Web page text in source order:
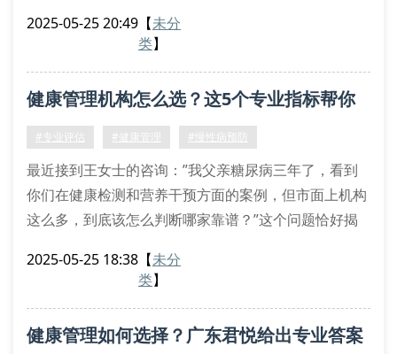
数据显示，78%存在代谢综合征风险，其中60%未采取
亚健康调理：职场人群普遍存在睡眠障碍
体检报告分析：83%用户看不懂专业指标
专业健康管理机构通过
2025-05-25 20:49 【未分
类】
健康管理机构怎么选？这5个专业指标帮你
避坑
#专业评估 #健康管理 #慢性病预防
最近接到王女士的咨询：”我父亲糖尿病三年了，看到
你们在健康检测和营养干预方面的案例，但市面上机构
这么多，到底该怎么判断哪家靠谱？”这个问题恰好揭
辨别专业度的五大黄金准则
具的个性化膳食方案往往包含精准的代谢指标分析。建
2025-05-25 18:38 【未分
类】
健康管理如何选择？广东君悦给出专业答案